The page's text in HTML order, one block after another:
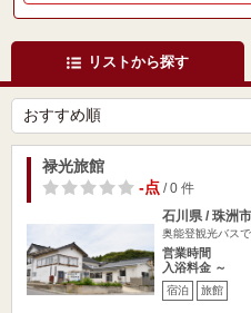
リストから探す
禄光旅館
-点/ 0 件
石川県 / 珠洲市
奥能登観光バス
営業時間
入浴料金 ～
宿泊 旅館